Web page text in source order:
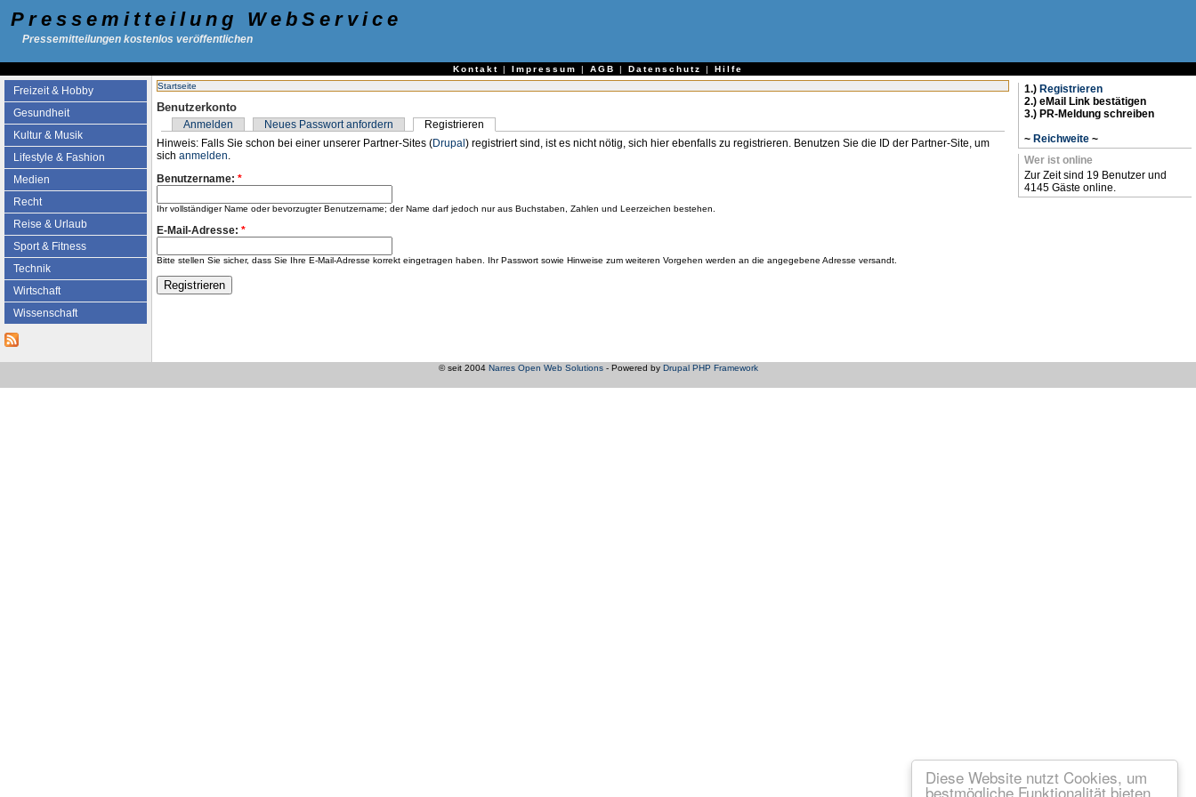
Diese Website nutzt Cookies, um
bestmögliche Funktionalität bieten
Pressemitteilung WebService
Pressemitteilungen kostenlos veröffentlichen
Kontakt | Impressum | AGB | Datenschutz | Hilfe
Freizeit & Hobby
Gesundheit
Kultur & Musik
Lifestyle & Fashion
Medien
Recht
Reise & Urlaub
Sport & Fitness
Technik
Wirtschaft
Wissenschaft
Startseite
Benutzerkonto
Anmelden Neues Passwort anfordern
Registrieren
Hinweis: Falls Sie schon bei einer unserer Partner-Sites (Drupal) registriert sind, ist es nicht nötig, sich hier ebenfalls zu registrieren. Benutzen Sie die ID der Partner-Site, um
sich anmelden
Benutzername: *
Ihr vollständiger Name oder bevorzugter Benutzername; der Name darf jedoch nur aus Buchstaben, Zahlen und Leerzeichen bestehen.
E-Mail-Adresse: *
Bitte stellen Sie sicher, dass Sie Ihre E-Mail-Adresse korrekt eingetragen haben. Ihr Passwort sowie Hinweise zum weiteren Vorgehen werden an die angegebene Adresse versandt.
1.) Registrieren
2.) eMail Link bestätigen
3.) PR-Meldung schreiben
~ Reichweite ~
Wer ist online
Zur Zeit sind 19 Benutzer und
4145 Gäste online.
© seit 2004 Narres Open Web Solutions- Powered by Drupal PHP Framework